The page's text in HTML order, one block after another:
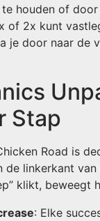
houden of
of 2x kunt
je door naar de
Stap
Road is
de linkerkant van
klikt, beweegt
: Elke